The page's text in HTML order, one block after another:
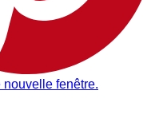
fenêtre.